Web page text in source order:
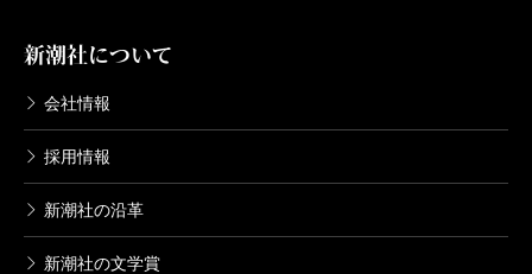
新潮社について
会社情報
採用情報
新潮社の沿革
新潮社の文学賞